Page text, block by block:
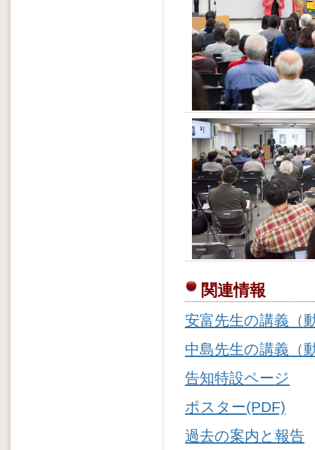
関連情報
安富先生の講義（
中島先生の講義（
告知特設ページ
ポスター(PDF)
過去の案内と報告